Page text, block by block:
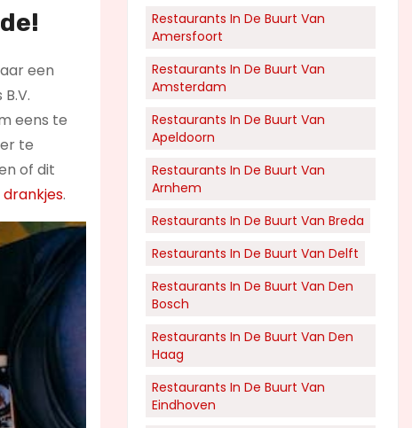
een
eens te
te
of dit
drankjes.
Restaurants In De Buurt Van
Amersfoort
Restaurants In De Buurt Van
Amsterdam
Restaurants In De Buurt Van
Apeldoorn
Restaurants In De Buurt Van
Arnhem
Restaurants In De Buurt Van Breda
Restaurants In De Buurt Van Delft
Restaurants In De Buurt Van Den
Bosch
Restaurants In De Buurt Van Den
Haag
Restaurants In De Buurt Van
Eindhoven